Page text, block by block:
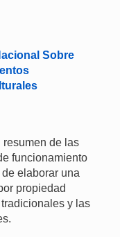
Sobre
resumen de las
funcionamiento
elaborar una
propiedad
y las